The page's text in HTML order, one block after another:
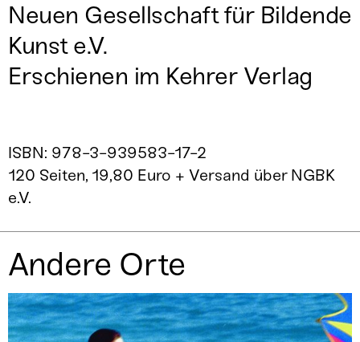
Neuen Gesellschaft für Bildende
Kunst e.V.
Erschienen im Kehrer Verlag
ISBN: 978-3-939583-17-2
120 Seiten, 19,80 Euro + Versand über NGBK
e.V.
Andere Orte